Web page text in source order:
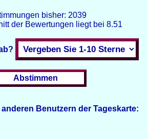
bisher: 2039
der Bewertungen liegt bei 8.51
Benutzern der Tageskarte: